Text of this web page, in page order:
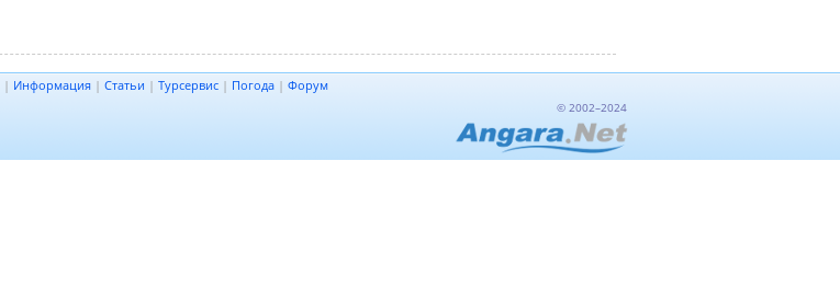
| Информация | Статьи | Турсервис | Погода | Форум
© 2002–2024